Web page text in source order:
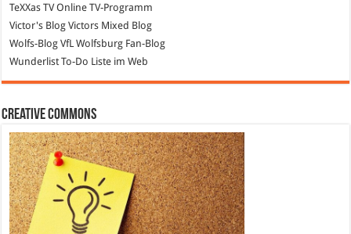
TeXXas TVOnline TV-Programm
Victor's Blog Victors Mixed Blog
Wolfs-Blog VfL Wolfsburg Fan-Blog
Wunderlist To-Do Liste im Web
Creative Commons